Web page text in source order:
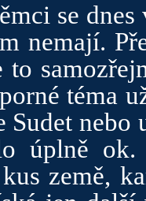
se
nemají.
to
téma
Sudet
úplně
země,